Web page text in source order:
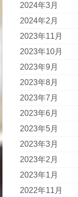
2024年3月
2024年2月
2023年11月
2023年10月
2023年9月
2023年8月
2023年7月
2023年6月
2023年5月
2023年3月
2023年2月
2023年1月
2022年11月